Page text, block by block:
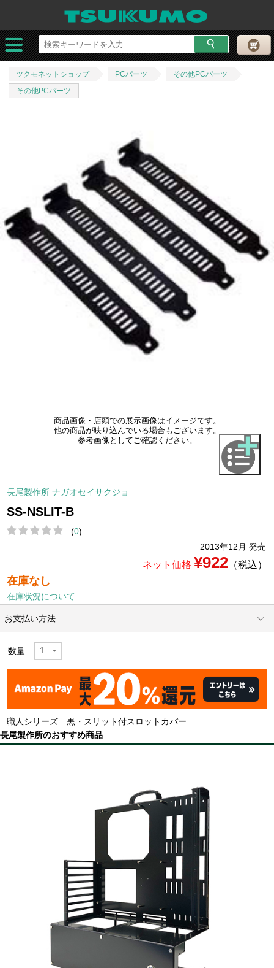
ツクモネットショップ PCパーツ
その他PCパーツ
その他PCパーツ
商品画像・店頭での展示画像はイメージです。
他の商品が映り込んでいる場合もございます。
参考画像としてご確認ください。
長尾製作所 ナガオセイサクジョ
SS-NSLIT-B
(0)
2013年12月 発売
ネット価格 ¥922（税込）
在庫なし
在庫状況について
お支払い方法
数量
職人シリーズ 黒・スリット付スロットカバー
長尾製作所のおすすめ商品